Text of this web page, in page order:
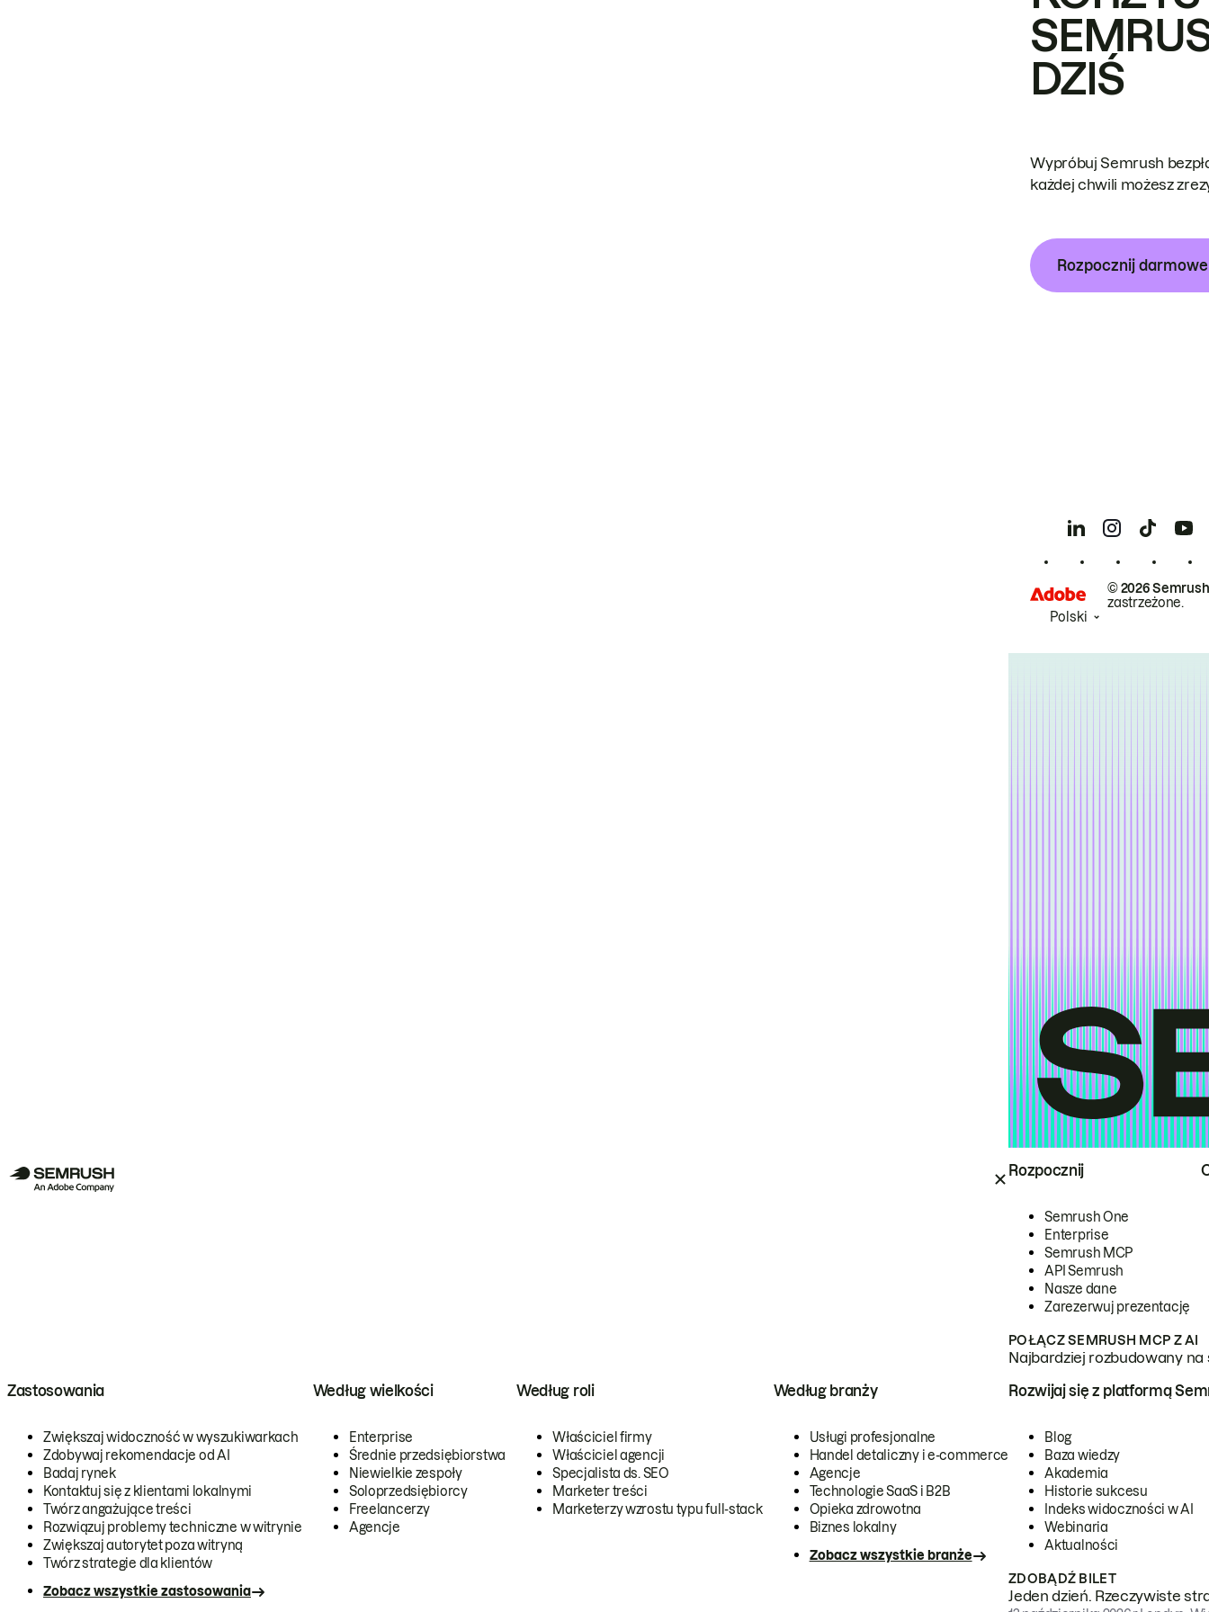
Rozpocznij
Semrush One
Enterprise
Semrush MCP
API Semrush
Nasze dane
Zarezerwuj prezentację
POŁĄCZ SEMRUSH MCP Z AI
Najbardziej rozbudowany
Zastosowania
Zwiększaj widoczność w wyszukiwarkach
Zdobywaj rekomendacje od AI
Badaj rynek
Kontaktuj się z klientami lokalnymi
Twórz angażujące treści
Rozwiązuj problemy techniczne w witrynie
Zwiększaj autorytet poza witryną
Twórz strategie dla klientów
Zobacz wszystkie zastosowania
Według wielkości
Enterprise
Średnie przedsiębiorstwa
Niewielkie zespoły
Soloprzedsiębiorcy
Freelancerzy
Agencje
Według roli
Właściciel firmy
Właściciel agencji
Specjalista ds. SEO
Marketer treści
Marketerzy wzrostu typu full-stack
Według branży
Usługi profesjonalne
Handel detaliczny i e-commerce
Agencje
Technologie SaaS i B2B
Opieka zdrowotna
Biznes lokalny
Zobacz wszystkie branże
Rozwijaj się z platformą
Blog
Baza wiedzy
Akademia
Historie sukcesu
Indeks widoczności w AI
Webinaria
Aktualności
ZDOBĄDŹ BILET
Jeden dzień. Rzeczywiste
DZIŚ
Wypróbuj Semrush
każdej chwili możesz
Rozpocznij
© 2026
zastrzeżone.
Polski